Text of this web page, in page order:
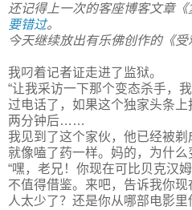
还记得上一次的客座博客文章
要错过。
今天继续放出有乐佛创作的《受
我叼着记者证走进了监狱。
“让我采访一下那个变态杀手，
过电话了，如果这个独家头条上
两分钟后……
我见到了这个家伙，他已经被剃
就像嗑了药一样。妈的，为什么
“嘿，老兄！你现在可比贝克汉
不值得借鉴。来吧，告诉我你
人太少了？还是你从哪部电影